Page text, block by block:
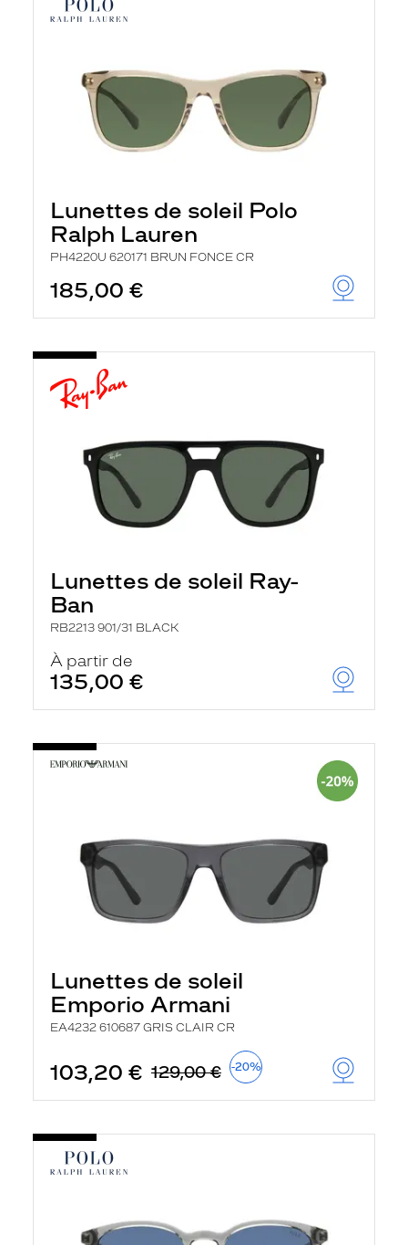
Lunettes de soleil Polo
Ralph Lauren
PH4220U 620171 BRUN FONCE CR
185,00 €
Lunettes de soleil Ray-
Ban
RB2213 901/31 BLACK
À partir de
135,00 €
Lunettes de soleil
Emporio Armani
EA4232 610687 GRIS CLAIR CR
103,20 € 129,00 € -20%